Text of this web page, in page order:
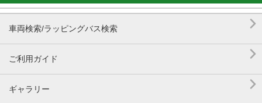
車両検索/ラッピングバス検索 
ご利用ガイド 
ギャラリー 